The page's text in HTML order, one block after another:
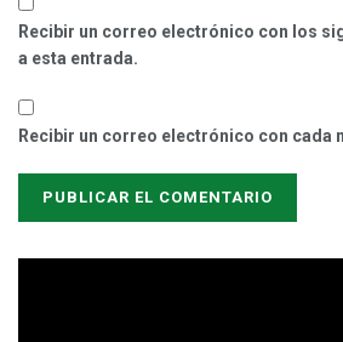
Recibir un correo electrónico con los
a esta entrada.
Recibir un correo electrónico con cada